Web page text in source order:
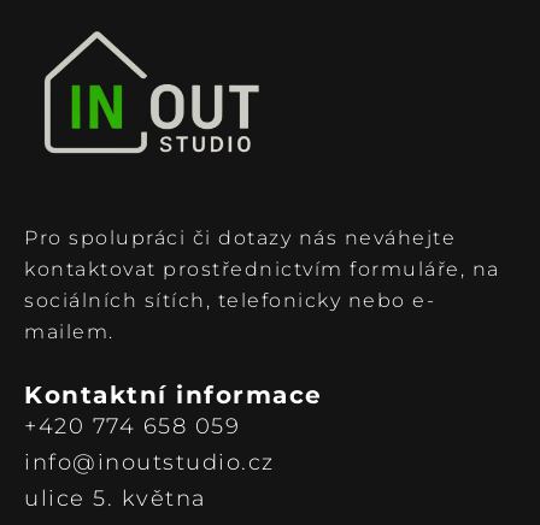
Pro spolupráci či dotazy nás neváhejte
kontaktovat prostřednictvím formuláře, na
sociálních sítích, telefonicky nebo e-
mailem.
Kontaktní informace
+420 774 658 059
info@inoutstudio.cz
ulice 5. května